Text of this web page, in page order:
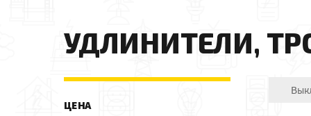
УДЛИНИТЕЛИ,
ЦЕНА